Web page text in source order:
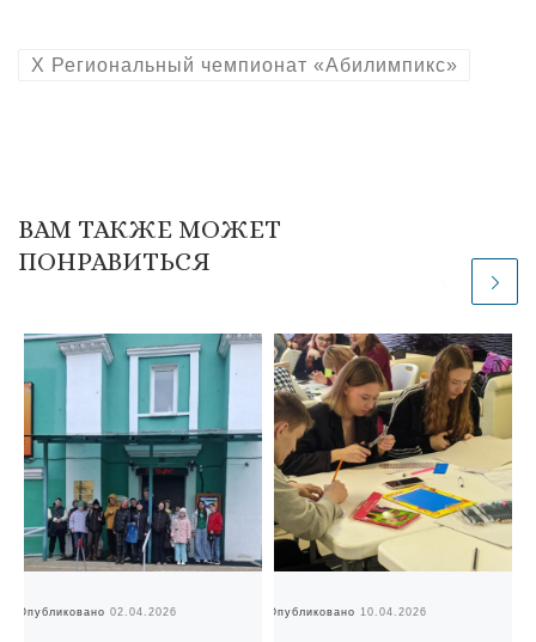
X Региональный чемпионат «Абилимпикс»
ВАМ ТАКЖЕ МОЖЕТ
ПОНРАВИТЬСЯ
Опубликовано02.04.2026 Опубликовано 10.04.2026